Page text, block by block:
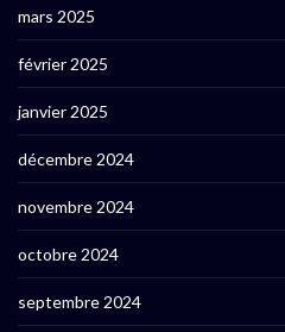
mars 2025
février 2025
janvier 2025
décembre 2024
novembre 2024
octobre 2024
septembre 2024